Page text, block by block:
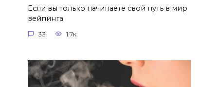
Если вы только начинаете свой путь в мир
вейпинга
33 1.7к.